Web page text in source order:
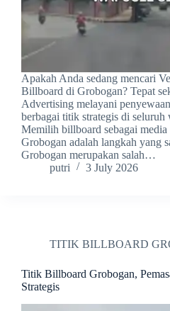
Apakah Anda sedang mencari
Billboard di Grobogan? Tepat
Advertising melayani
berbagai titik strategis di
Memilih billboard sebagai media
Grobogan adalah langkah yang
Grobogan merupakan salah…
putri
3 July 2026
TITIK BILLBOARD
Titik Billboard Grobogan,
Strategis